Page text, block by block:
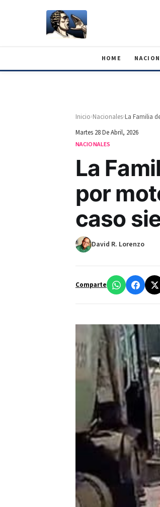
HOME
Inicio›Nacionales›
Martes 28 De Abril, 2026
NACIONALES
La
por
caso
David R. Lorenzo
Comparte